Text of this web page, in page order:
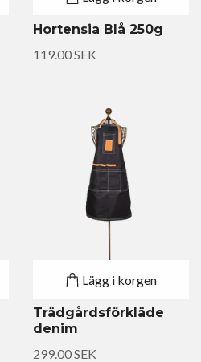
Hortensia Blå 250g
119.00 SEK
Lägg i korgen
Trädgårdsförkläde
denim
299.00 SEK